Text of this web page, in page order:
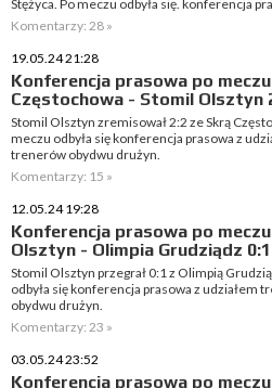
Stężyca. Po meczu odbyła się. konferencja
Komentarzy: 28 »
19.05.24 21:28
Konferencja prasowa po
Częstochowa - Stomil Olsztyn
Stomil Olsztyn zremisował 2:2 ze Skrą
meczu odbyła się konferencja prasowa z
trenerów obydwu drużyn.
Komentarzy: 15 »
12.05.24 19:28
Konferencja prasowa po
Olsztyn - Olimpia Grudziądz 0:1
Stomil Olsztyn przegrał 0:1 z Olimpią
odbyła się konferencja prasowa z udziałem
obydwu drużyn.
Komentarzy: 23 »
03.05.24 23:52
Konferencja prasowa po